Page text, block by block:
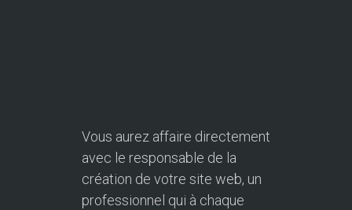
Vous aurez affaire directement
avec le responsable de la
création de votre site web, un
professionnel qui à chaque